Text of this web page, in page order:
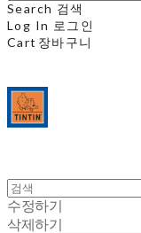
Search 검색
Log In 로그인
Cart 장바구니
수정하기
삭제하기